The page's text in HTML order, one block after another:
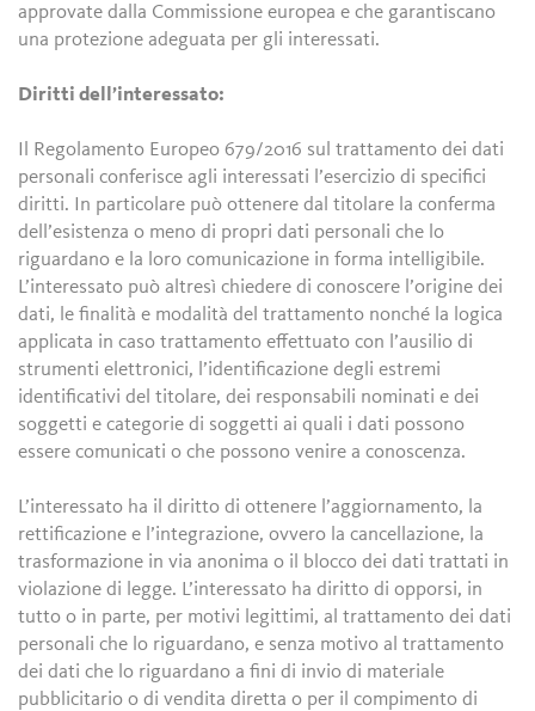
approvate dalla Commissione europea e che garantiscano
una protezione adeguata per gli interessati.
Diritti dell’interessato:
Il Regolamento Europeo 679/2016 sul trattamento dei dati
personali conferisce agli interessati l’esercizio di specifici
diritti. In particolare può ottenere dal titolare la conferma
dell’esistenza o meno di propri dati personali che lo
riguardano e la loro comunicazione in forma intelligibile.
L’interessato può altresì chiedere di conoscere l’origine dei
dati, le finalità e modalità del trattamento nonché la logica
applicata in caso trattamento effettuato con l’ausilio di
strumenti elettronici, l’identificazione degli estremi
identificativi del titolare, dei responsabili nominati e dei
soggetti e categorie di soggetti ai quali i dati possono
essere comunicati o che possono venire a conoscenza.
L’interessato ha il diritto di ottenere l’aggiornamento, la
rettificazione e l’integrazione, ovvero la cancellazione, la
trasformazione in via anonima o il blocco dei dati trattati in
violazione di legge. L’interessato ha diritto di opporsi, in
tutto o in parte, per motivi legittimi, al trattamento dei dati
personali che lo riguardano, e senza motivo al trattamento
dei dati che lo riguardano a fini di invio di materiale
pubblicitario o di vendita diretta o per il compimento di